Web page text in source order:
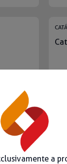
a